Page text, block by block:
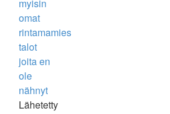
myisin
omat
rintamamies
talot
joita en
ole
nähnyt
Lähetetty